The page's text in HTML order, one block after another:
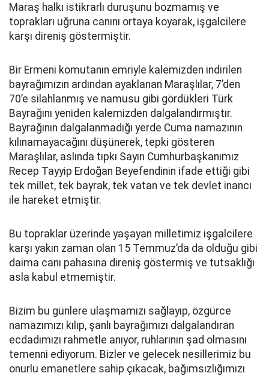
Maraş halkı istikrarlı duruşunu bozmamış ve
toprakları uğruna canını ortaya koyarak, işgalcilere
karşı direniş göstermiştir.
Bir Ermeni komutanın emriyle kalemizden indirilen
bayrağımızın ardından ayaklanan Maraşlılar, 7’den
70’e silahlanmış ve namusu gibi gördükleri Türk
Bayrağını yeniden kalemizden dalgalandırmıştır.
Bayrağının dalgalanmadığı yerde Cuma namazının
kılınamayacağını düşünerek, tepki gösteren
Maraşlılar, aslında tıpkı Sayın Cumhurbaşkanımız
Recep Tayyip Erdoğan Beyefendinin ifade ettiği gibi
tek millet, tek bayrak, tek vatan ve tek devlet inancı
ile hareket etmiştir.
Bu topraklar üzerinde yaşayan milletimiz işgalcilere
karşı yakın zaman olan 15 Temmuz’da da olduğu gibi
daima canı pahasına direniş göstermiş ve tutsaklığı
asla kabul etmemiştir.
Bizim bu günlere ulaşmamızı sağlayıp, özgürce
namazımızı kılıp, şanlı bayrağımızı dalgalandıran
ecdadımızı rahmetle anıyor, ruhlarının şad olmasını
temenni ediyorum. Bizler ve gelecek nesillerimiz bu
onurlu emanetlere sahip çıkacak, bağımsızlığımızı